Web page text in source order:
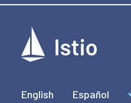
English Español